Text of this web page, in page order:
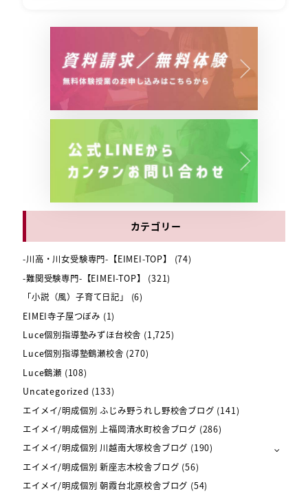
カテゴリー
-川高・川女受験専門-【EIMEI-TOP】
(74)
-難関受験専門-【EIMEI-TOP】
(321)
「小説（風）子育て日記」
(6)
EIMEI寺子屋つぼみ (1)
Luce個別指導塾みずほ台校舎 (1,725)
Luce個別指導塾鶴瀬校舎 (270)
Luce鶴瀬 (108)
Uncategorized (133)
エイメイ/明成個別 ふじみ野うれし野校舎ブログ (141)
エイメイ/明成個別 上福岡清水町校舎ブログ (286)
エイメイ/明成個別 川越南大塚校舎ブログ (190)
エイメイ/明成個別 新座志木校舎ブログ (56)
エイメイ/明成個別 朝霞台北原校舎ブログ (54)